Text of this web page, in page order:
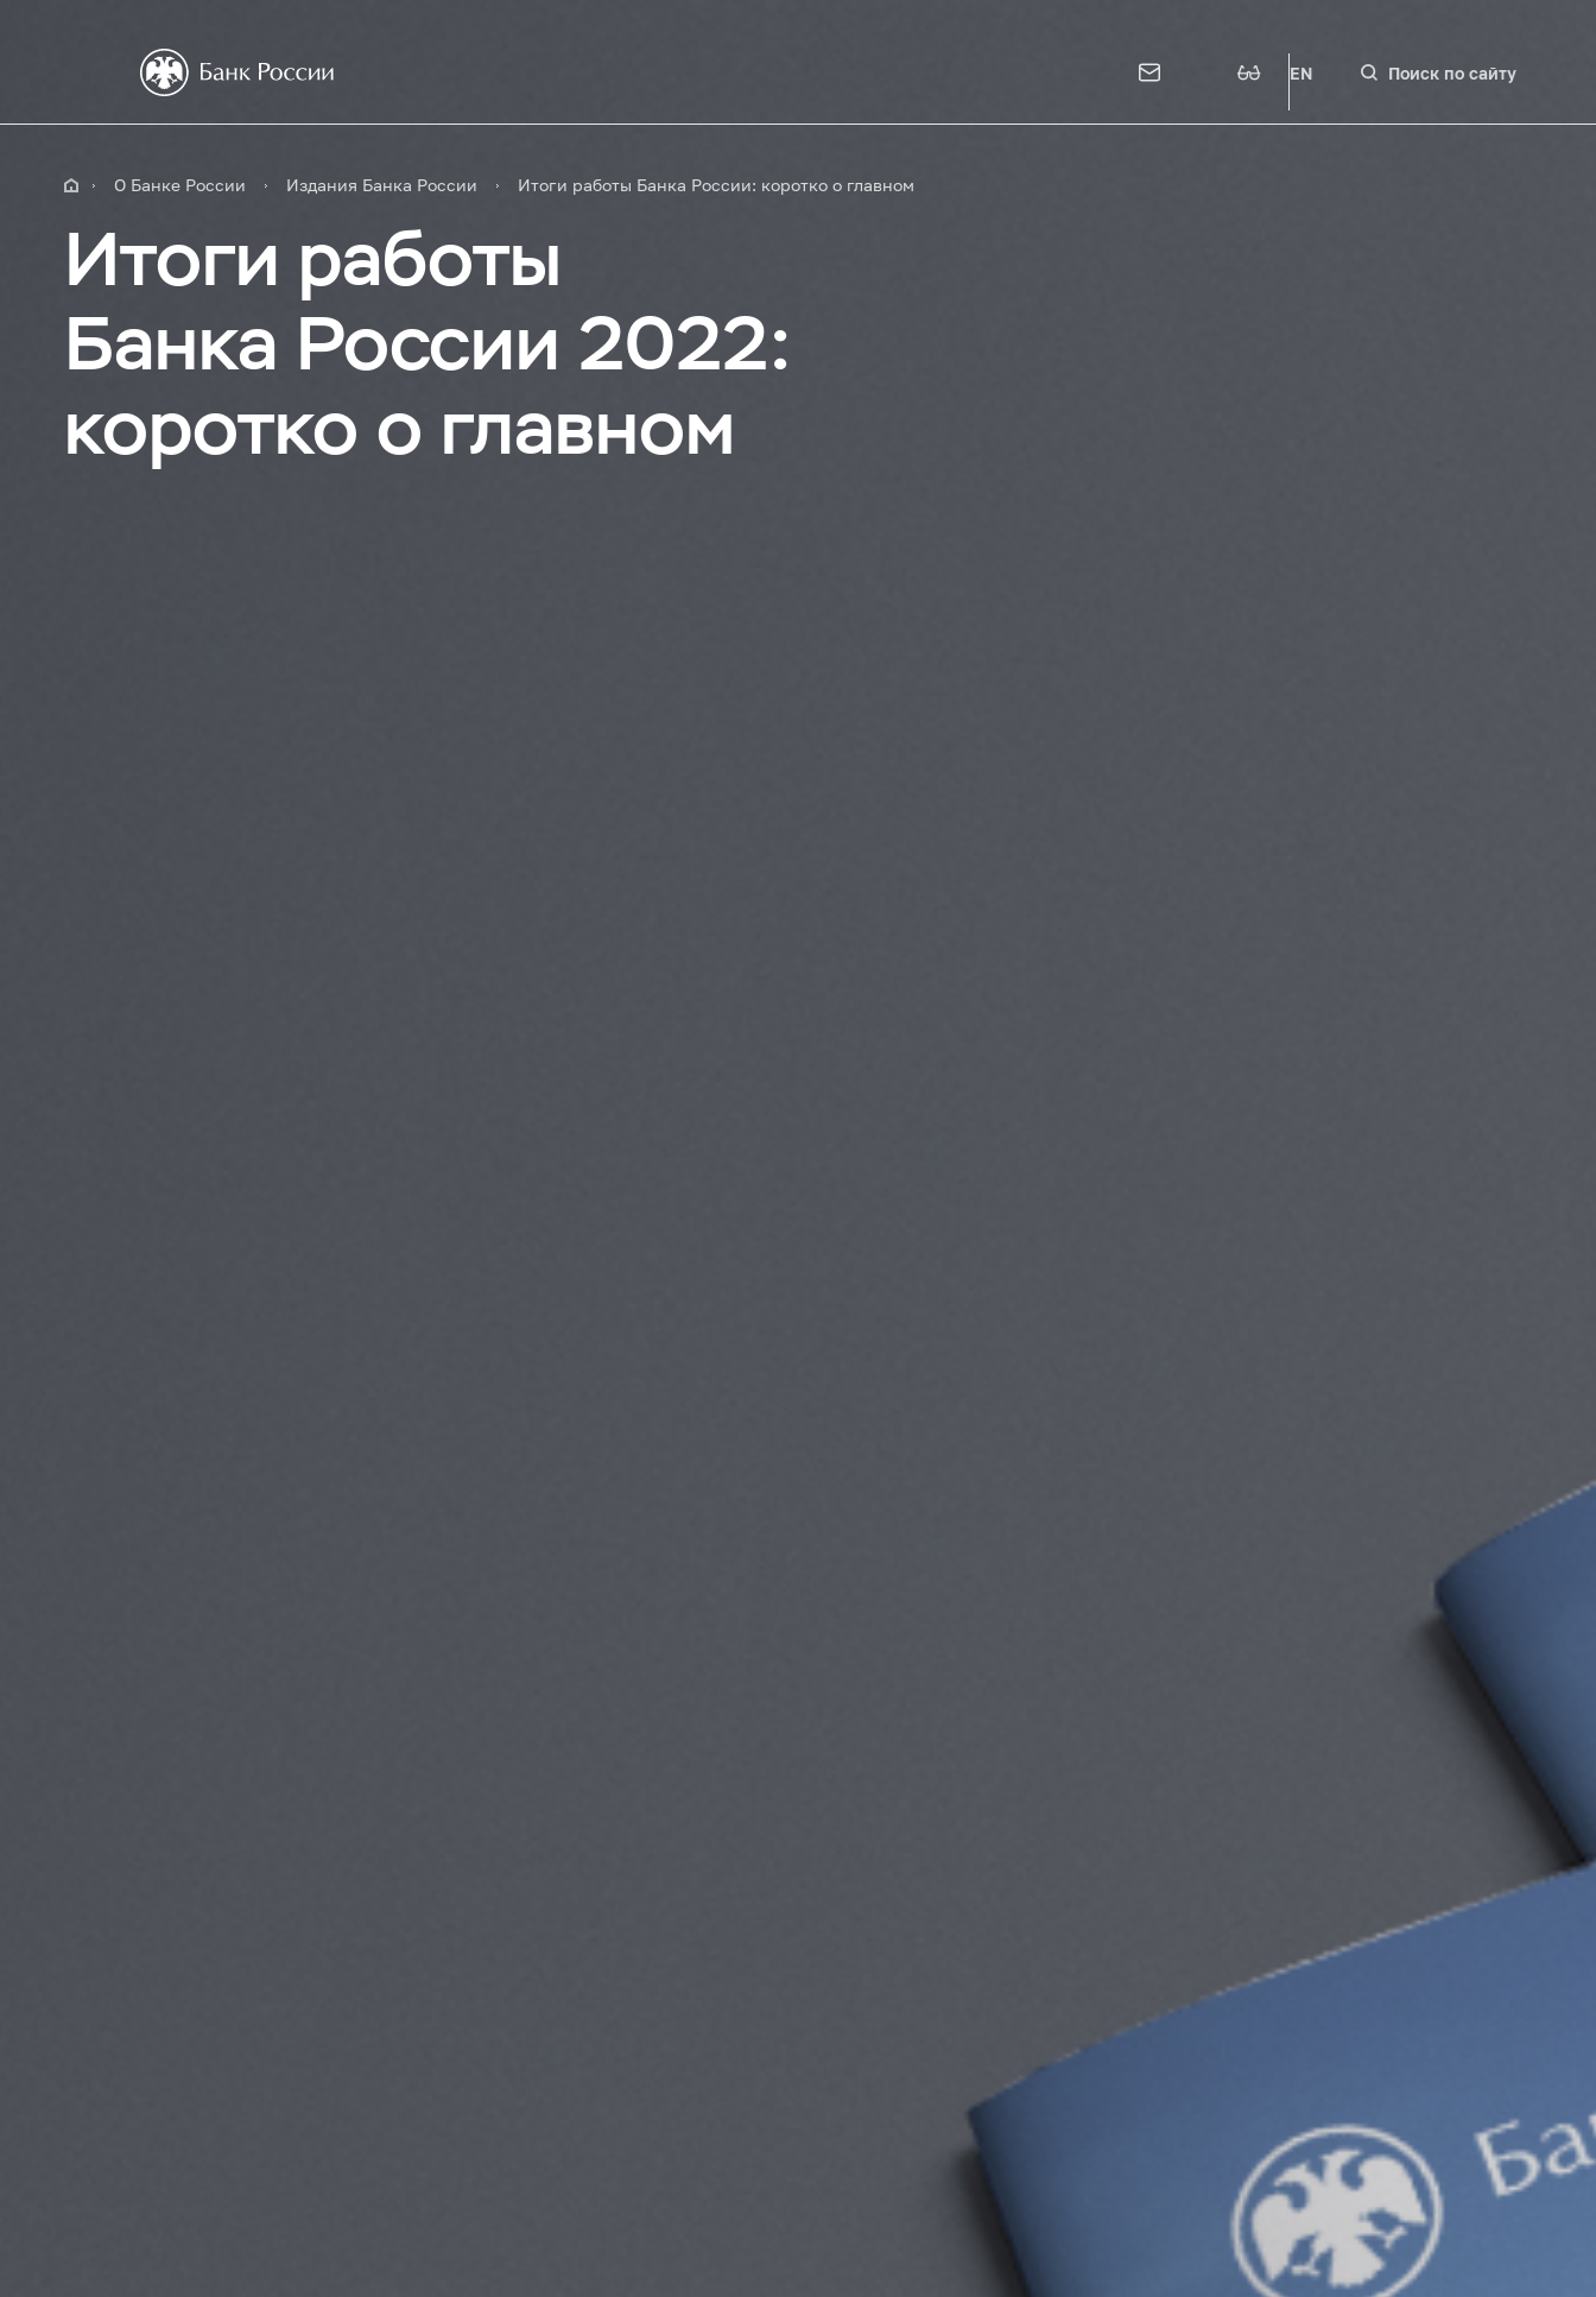
EN Поиск по сайту
О Банке России Издания Банка России Итоги работы Банка России: коротко о главном
Итоги работы
Банка России 2022:
коротко о главном